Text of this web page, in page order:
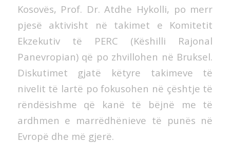
Kosovës, Prof. Dr. Atdhe Hykolli, po merr
pjesë aktivisht në takimet e Komitetit
Ekzekutiv të PERC (Këshilli Rajonal
Panevropian) që po zhvillohen në Bruksel.
Diskutimet gjatë këtyre takimeve të
nivelit të lartë po fokusohen në çështje të
rëndësishme që kanë të bëjnë me të
ardhmen e marrëdhënieve të punës në
Evropë dhe më gjerë.